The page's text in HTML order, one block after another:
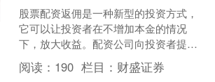
股票配资返佣是一种新型的投资方式，
它可以让投资者在不增加本金的情况
下，放大收益。配资公司向投资者提供
杠杆资金，投资者使用这些资金进行股
票交易，并根据交易收益获得....
阅读： 190 栏目： 财盛证券